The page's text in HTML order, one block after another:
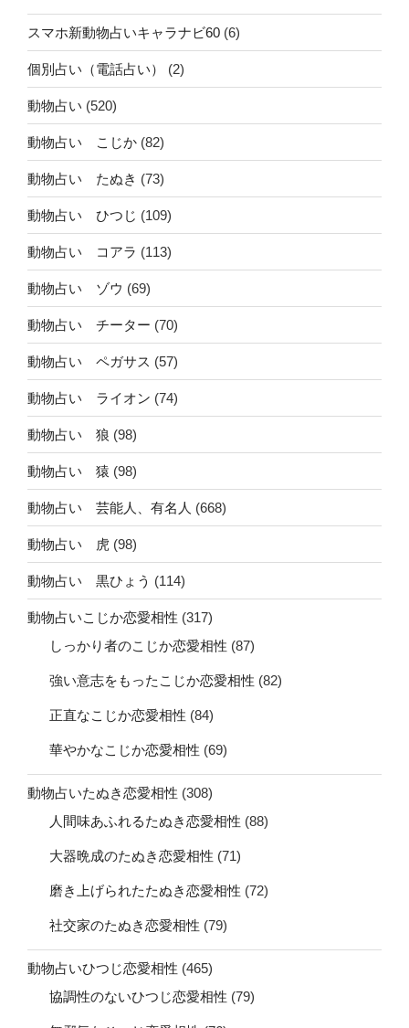
スマホ新動物占いキャラナビ60 (6)
個別占い（電話占い） (2)
動物占い (520)
動物占い こじか (82)
動物占い たぬき (73)
動物占い ひつじ (109)
動物占い コアラ (113)
動物占い ゾウ (69)
動物占い チーター (70)
動物占い ペガサス (57)
動物占い ライオン (74)
動物占い 狼 (98)
動物占い 猿 (98)
動物占い 芸能人、有名人 (668)
動物占い 虎 (98)
動物占い 黒ひょう (114)
動物占いこじか恋愛相性 (317)
しっかり者のこじか恋愛相性 (87)
強い意志をもったこじか恋愛相性 (82)
正直なこじか恋愛相性 (84)
華やかなこじか恋愛相性 (69)
動物占いたぬき恋愛相性 (308)
人間味あふれるたぬき恋愛相性 (88)
大器晩成のたぬき恋愛相性 (71)
磨き上げられたたぬき恋愛相性 (72)
社交家のたぬき恋愛相性 (79)
動物占いひつじ恋愛相性 (465)
協調性のないひつじ恋愛相性 (79)